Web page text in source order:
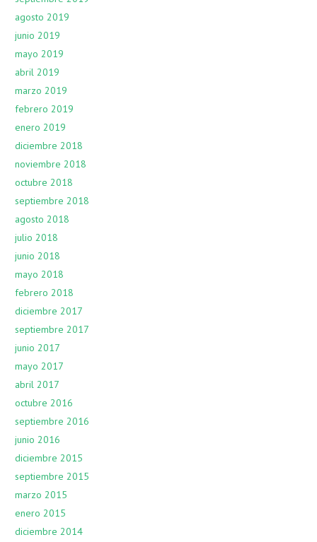
agosto 2019
junio 2019
mayo 2019
abril 2019
marzo 2019
febrero 2019
enero 2019
diciembre 2018
noviembre 2018
octubre 2018
septiembre 2018
agosto 2018
julio 2018
junio 2018
mayo 2018
febrero 2018
diciembre 2017
septiembre 2017
junio 2017
mayo 2017
abril 2017
octubre 2016
septiembre 2016
junio 2016
diciembre 2015
septiembre 2015
marzo 2015
enero 2015
diciembre 2014